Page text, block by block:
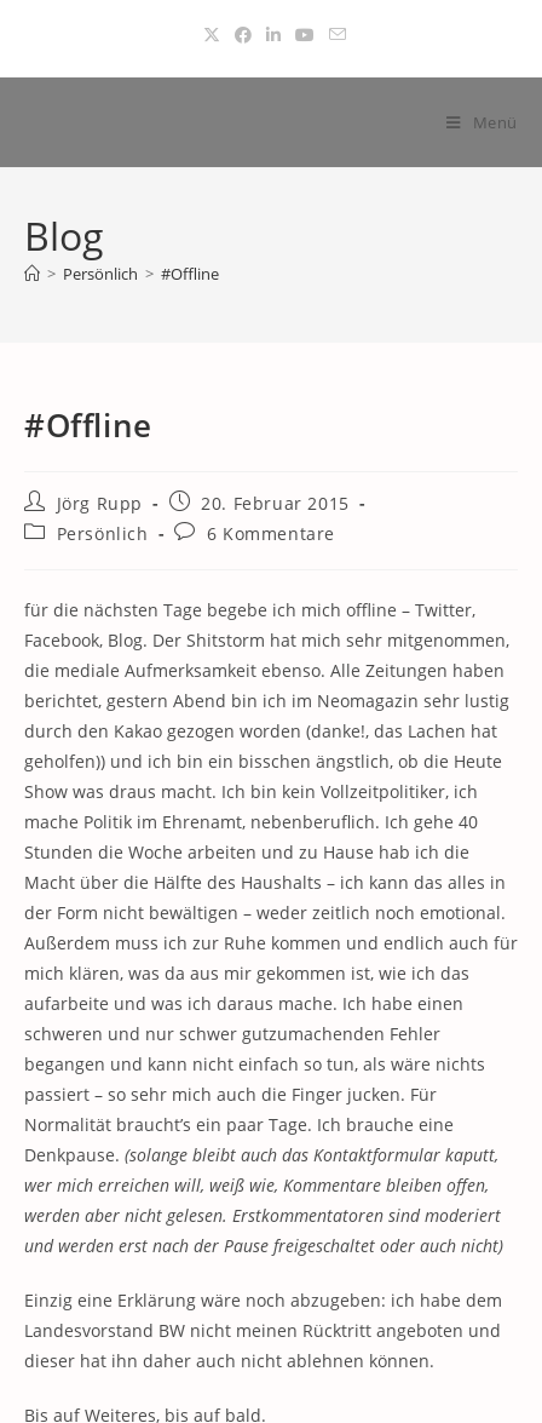
springen
Menü
Blog
> Persönlich > #Offline
#Offline
Beitrags-
Autor:
Jörg Rupp
Beitrag
veröffentlicht:
20. Februar 2015
Beitrags-
Persönlich
Beitrags-
6 Kommentare
für die nächsten Tage begebe ich mich offline – Twitter,
Facebook, Blog. Der Shitstorm hat mich sehr mitgenommen,
die mediale Aufmerksamkeit ebenso. Alle Zeitungen haben
berichtet, gestern Abend bin ich im Neomagazin sehr lustig
durch den Kakao gezogen worden (danke!, das Lachen hat
geholfen)) und ich bin ein bisschen ängstlich, ob die Heute
Show was draus macht. Ich bin kein Vollzeitpolitiker, ich
mache Politik im Ehrenamt, nebenberuflich. Ich gehe 40
Stunden die Woche arbeiten und zu Hause hab ich die
Macht über die Hälfte des Haushalts – ich kann das alles in
der Form nicht bewältigen – weder zeitlich noch emotional.
Außerdem muss ich zur Ruhe kommen und endlich auch für
mich klären, was da aus mir gekommen ist, wie ich das
aufarbeite und was ich daraus mache. Ich habe einen
schweren und nur schwer gutzumachenden Fehler
begangen und kann nicht einfach so tun, als wäre nichts
passiert – so sehr mich auch die Finger jucken. Für
Normalität braucht’s ein paar Tage. Ich brauche eine
Denkpause. (solange bleibt auch das Kontaktformular kaputt,
wer mich erreichen will, weiß wie, Kommentare bleiben offen,
werden aber nicht gelesen. Erstkommentatoren sind moderiert
und werden erst nach der Pause freigeschaltet oder auch nicht)
Einzig eine Erklärung wäre noch abzugeben: ich habe dem
Landesvorstand BW nicht meinen Rücktritt angeboten und
dieser hat ihn daher auch nicht ablehnen können.
Bis auf Weiteres, bis auf bald.